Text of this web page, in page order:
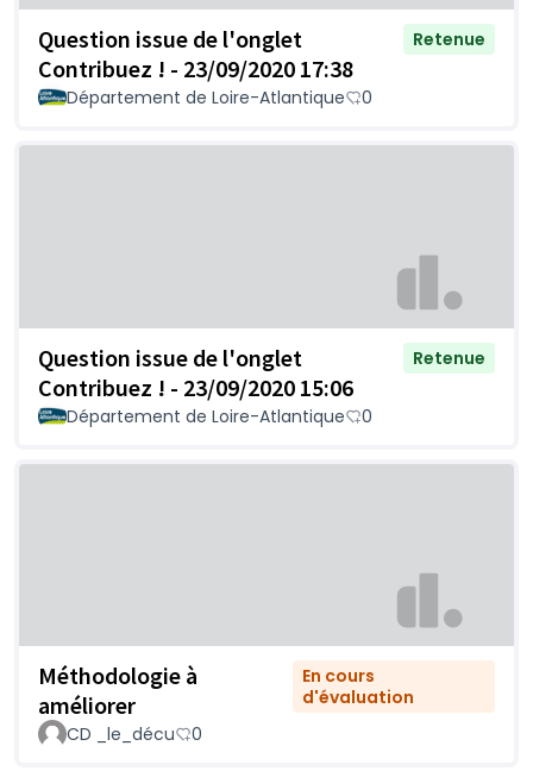
Question issue de l'onglet
Contribuez ! - 23/09/2020 17:38
Retenue
Département de Loire-Atlantique 0
Question issue de l'onglet
Contribuez ! - 23/09/2020 15:06
Retenue
Département de Loire-Atlantique 0
Méthodologie à
améliorer
En cours
d'évaluation
CD _le_décu
0